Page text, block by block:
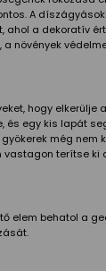
A
ahol a dekoratív
növények
hogy elkerülje
és egy kis lapát
még nem
terítse ki
elem behatol a